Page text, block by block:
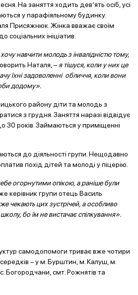
На заняття ходить дев’ять осіб, усі
у парафіяльному будинку.
Присяжнюк. Жінка вважає своїм
соціальних ініціатив.
навчити молодь з інвалідністю тому,
Наталя, – я тішуся, коли у них це
їхні задоволенні обличчя, коли вони
додому».
району діти та молодь з
з грудня. Заняття наразі відвідує
30 років. Займаються у приміщенні
до діяльності групи. Нещодавно
похід дітей та молоді у піцерію.
огорнутими опікою, а раніше були
керівник групи отець Василь
чекають цих зустрічей, а особливо
бо їм не вистачає спілкування».
самодопомоги триває вже чотири
– у м. Бурштин, м. Калуш, м.
Богородчани, смт. Рожнятів та